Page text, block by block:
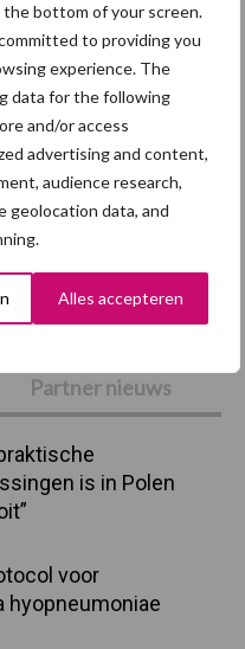
bottom of your screen.
to providing you
experience. The
data for the following
and/or access
advertising and content,
audience research,
geolocation data, and
Alles accepteren
Partner nieuws
is in Polen
voor
hyopneumoniae
Brachyspira